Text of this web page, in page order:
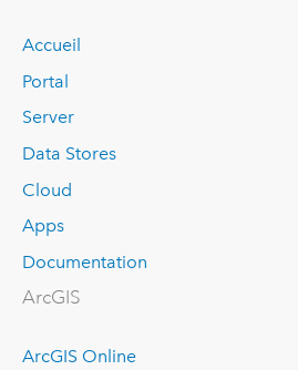
Accueil
Portal
Server
Data Stores
Cloud
Apps
Documentation
ArcGIS
ArcGIS Online